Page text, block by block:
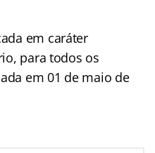
em caráter
para todos os
em 01 de maio de